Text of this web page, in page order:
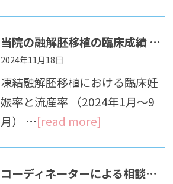
当院の融解胚移植の臨床成績 （2024年1月～9月）
2024年11月18日
凍結融解胚移植における臨床妊
娠率と流産率 （2024年1月～9
月） …[read more]
コーディネーターによる相談・カウンセリングについてのお知らせ